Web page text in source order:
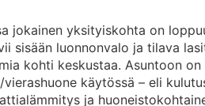
jokainen yksityiskohta on
sisään luonnonvalo ja tilava
kohti keskustaa. Asuntoon
käytössä – eli
ja